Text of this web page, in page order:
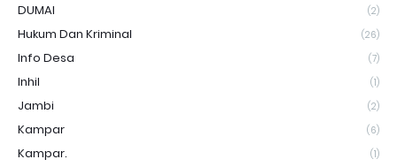
DUMAI (2)
Hukum Dan Kriminal (26)
Info Desa (7)
Inhil (1)
Jambi (2)
Kampar (6)
Kampar. (1)